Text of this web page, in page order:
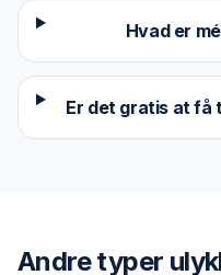
Hvad er
Er det gratis at få
Andre typer